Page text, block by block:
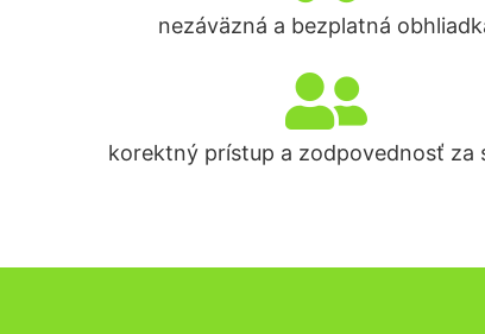
nezáväzná a bezplatná
korektný prístup a zodpovednosť za